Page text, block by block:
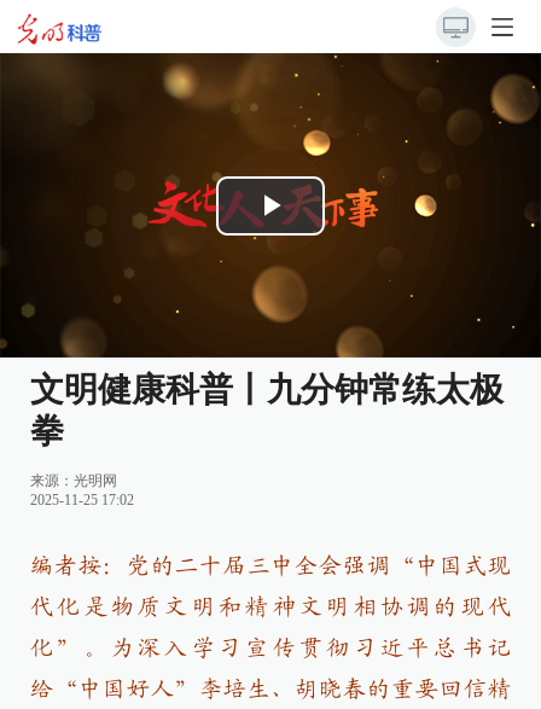
Play
Video
文明健康科普丨九分钟常练太极
拳
来源： 光明网
2025-11-25 17:02
编者按：党的二十届三中全会强调“中国式现
代化是物质文明和精神文明相协调的现代
化”。为深入学习宣传贯彻习近平总书记
给“中国好人”李培生、胡晓春的重要回信精